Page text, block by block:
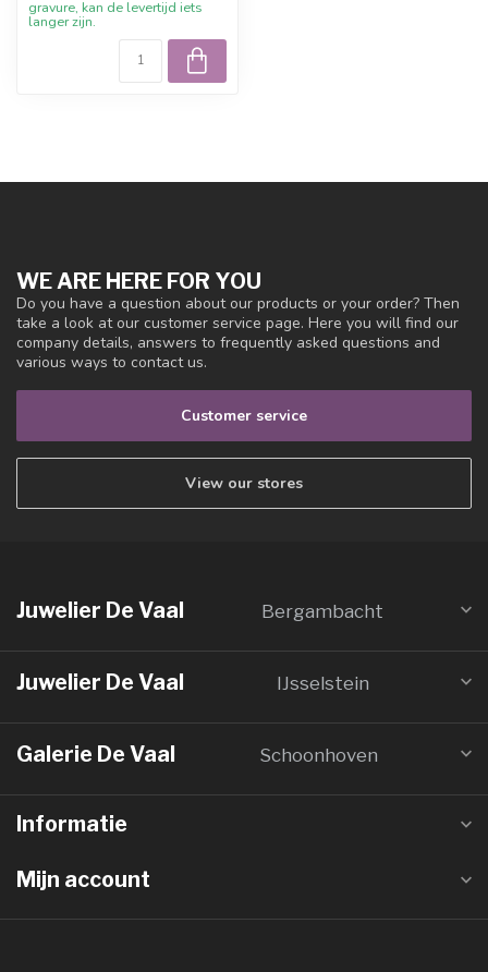
gravure, kan de levertijd iets
langer zijn.
WE ARE HERE FOR YOU
Do you have a question about our products or your order? Then
take a look at our customer service page. Here you will find our
company details, answers to frequently asked questions and
various ways to contact us.
Customer service
View our stores
Juwelier De Vaal Bergambacht
Juwelier De Vaal IJsselstein
Galerie De Vaal Schoonhoven
Informatie
Mijn account